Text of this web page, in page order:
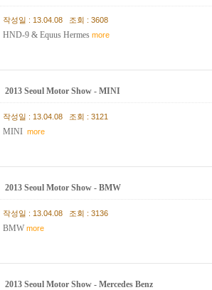
작성일 : 13.04.08 조회 : 3608
HND-9 & Equus Hermes more
2013 Seoul Motor Show - MINI
작성일 : 13.04.08 조회 : 3121
MINI more
2013 Seoul Motor Show - BMW
작성일 : 13.04.08 조회 : 3136
BMW more
2013 Seoul Motor Show - Mercedes Benz